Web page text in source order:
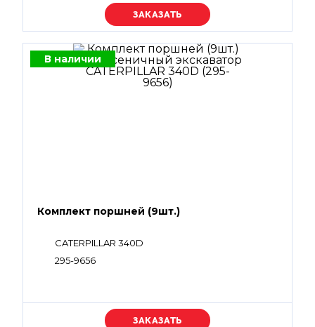
Уточняйте цену
В наличии
Комплект поршней (9шт.)
CATERPILLAR 340D
295-9656
Уточняйте цену